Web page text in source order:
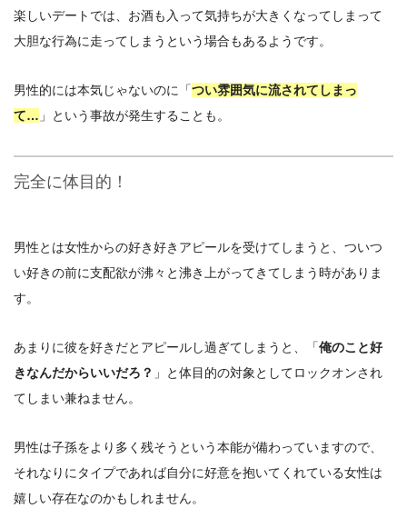
楽しいデートでは、お酒も入って気持ちが大きくなってしまって
大胆な行為に走ってしまうという場合もあるようです。
男性的には本気じゃないのに「つい雰囲気に流されてしまっ
て… 」という事故が発生することも。
完全に体目的！
男性とは女性からの好き好きアピールを受けてしまうと、ついつ
い好きの前に支配欲が沸々と沸き上がってきてしまう時がありま
す。
あまりに彼を好きだとアピールし過ぎてしまうと、「俺のこと好
きなんだからいいだろ？ 」と体目的の対象としてロックオンされ
てしまい兼ねません。
男性は子孫をより多く残そうという本能が備わっていますので、
それなりにタイプであれば自分に好意を抱いてくれている女性は
嬉しい存在なのかもしれません。